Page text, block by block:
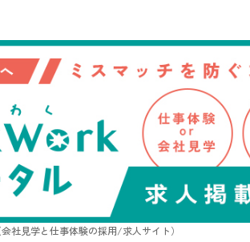
社見学と仕事体験の採用/求人サイト）